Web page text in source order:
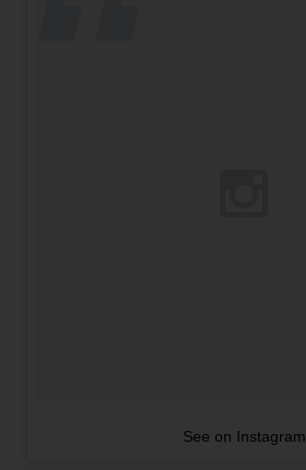
See on Instagram